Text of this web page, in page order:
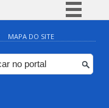
Simplifique!
Comunica BR
Participe
MAPA DO SITE